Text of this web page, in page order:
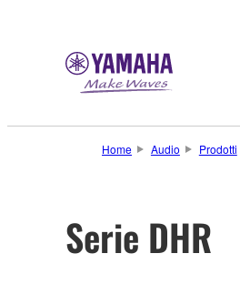
Home Audio Prodotti
Serie DHR